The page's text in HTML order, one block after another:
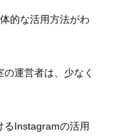
的な活用方法がわ
運営者は、少なく
るInstagramの活用